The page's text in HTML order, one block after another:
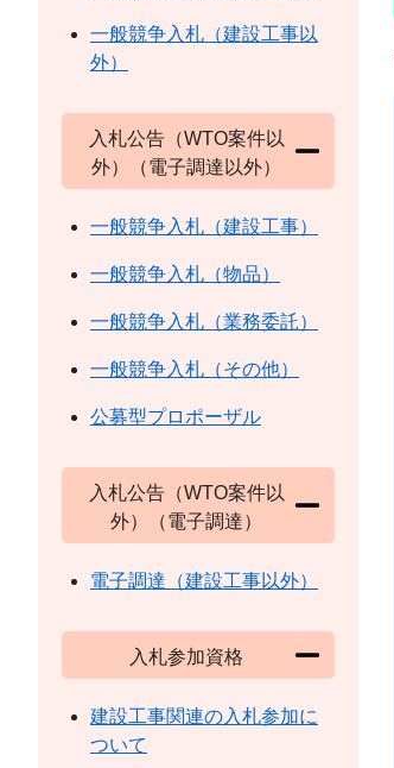
一般競争入札（建設工事以
外）
入札公告（WTO案件以
外）（電子調達以外）
一般競争入札（建設工事）
一般競争入札（物品）
一般競争入札（業務委託）
一般競争入札（その他）
公募型プロポーザル
入札公告（WTO案件以
外）（電子調達）
電子調達（建設工事以外）
入札参加資格
建設工事関連の入札参加に
ついて